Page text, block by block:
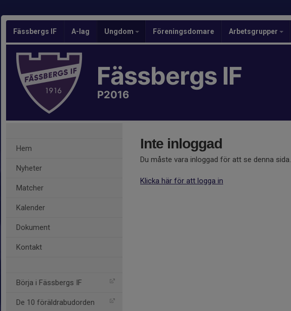
Fässbergs IF A-lag Ungdom Föreningsdomare Arbetsgrupper
Fässbergs IF
P2016
Hem
Nyheter
Matcher
Kalender
Dokument
Kontakt
Börja i Fässbergs IF
De 10 föräldrabudorden
Inte inloggad
Du måste vara inloggad för att se denna sida.
Klicka här för att logga in